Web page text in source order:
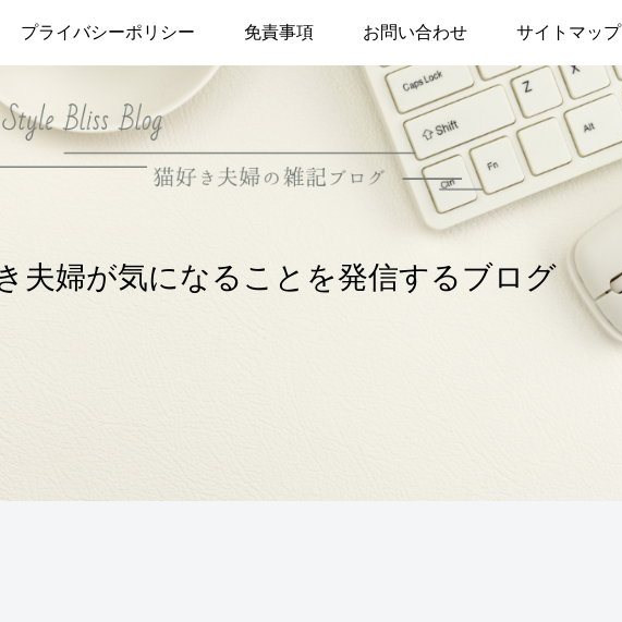
夫婦が気になることを発信するブログ
プライバシーポリシー 免責事項 お問い合わせ サイトマップ